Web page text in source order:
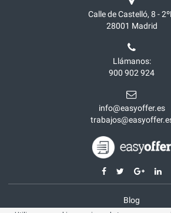
Calle de Castelló, 8 -
28001 Madrid
Llámanos:
900 902 924
info@easyoffer.es
Blog